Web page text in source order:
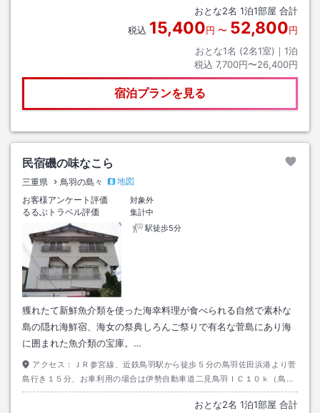
おとな2名 1泊1部屋 合計
税込 15,400円 〜 52,800円
おとな1名 (2名1室)｜ 1泊
税込 7,700円〜26,400円
宿泊プランを見る
民宿磯の味なこら
三重県 鳥羽の島々
地図
お客様アンケート評価
対象外
るるぶトラベル評価
集計中
駅徒歩5分
獲れたて新鮮魚介類を使った海幸料理が食べられる自然で素朴な
島の隠れ海鮮宿、海女の祭典しろんご祭りで有名な菅島にあり海
に囲まれた魚介類の宝庫。…
アクセス：
ＪＲ参宮線、近鉄鳥羽駅から徒歩５分の鳥羽佐田浜港より菅
島行き１５分、お車利用の場合は伊勢自動車道二見鳥羽ＩＣ１０ｋ（鳥羽
駅前市営佐田浜第一駐車場・無料）菅島港着下船徒歩５分（菅島港より送
おとな2名 1泊1部屋 合計